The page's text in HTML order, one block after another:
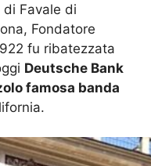
di Favale di
Fondatore
fu ribatezzata
Deutsche Bank
famosa banda